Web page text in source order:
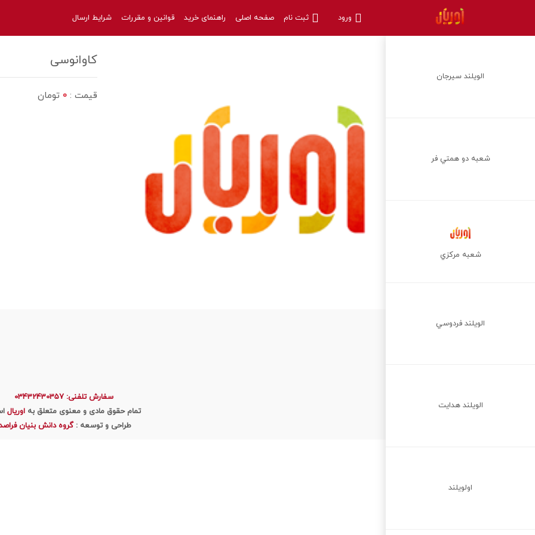
ورود ثبت نام صفحه اصلی راهنمای خرید قوانین و مقررات شرایط ارسال
الويلند سيرجان
شعبه دو همتي فر
شعبه مركزي
الويلند فردوسي
الويلند هدايت
اولويلند
کاوانوسی
قیمت : 0 تومان
سفارش تلفنی: 03432430357
تمام حقوق مادی و معنوی متعلق بهاوریال
طراحی و توسعه :گروه دانش بنیان